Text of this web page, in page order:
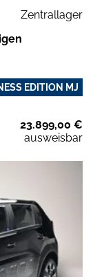
Zentrallager
EDITION MJ
23.899,00 €
ausweisbar